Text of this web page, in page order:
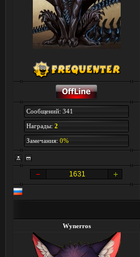
Сообщений: 341
Награды: 2
Замечания: 0%
1631
Wynerros